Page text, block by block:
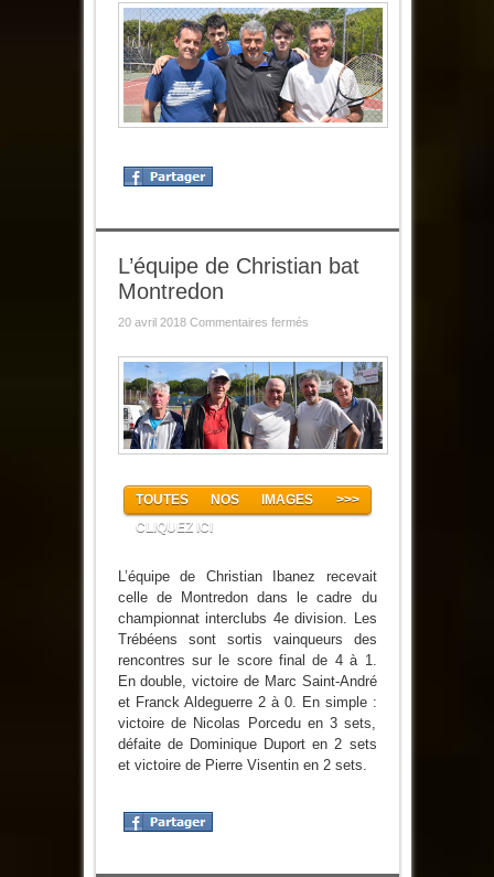
L’équipe de Christian bat
Montredon
20 avril 2018 Commentaires ferméssur
Christian
bat
Montredon
TOUTES NOS IMAGES >>>
CLIQUEZ ICI
L’équipe de Christian Ibanez recevait
celle de Montredon dans le cadre du
championnat interclubs 4e division. Les
Trébéens sont sortis vainqueurs des
rencontres sur le score final de 4 à 1.
En double, victoire de Marc Saint-André
et Franck Aldeguerre 2 à 0. En simple :
victoire de Nicolas Porcedu en 3 sets,
défaite de Dominique Duport en 2 sets
et victoire de Pierre Visentin en 2 sets.